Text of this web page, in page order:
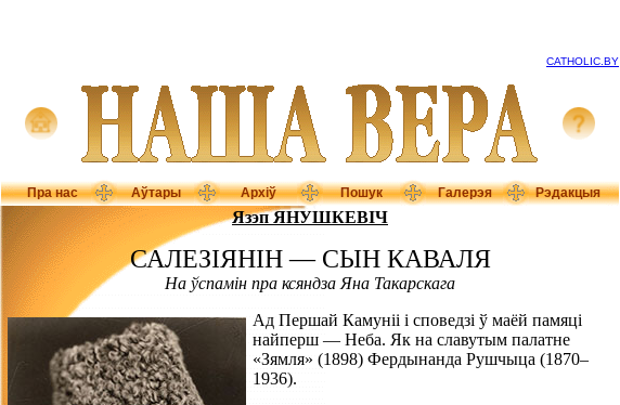
CATHOLIC.BY
Пра нас Аўтары Архіў Пошук Галерэя Рэдакцыя
Язэп ЯНУШКЕВІЧ
САЛЕЗІЯНІН — СЫН КАВАЛЯ
На ўспамін пра ксяндза Яна Такарскага
Ад Першай Камуніі і споведзі ў маёй памяці
найперш — Неба. Як на славутым палатне
«Зямля» (1898) Фердынанда Рушчыца (1870–
1936).